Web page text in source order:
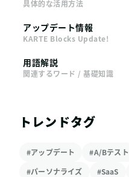
具体的な活用方法
アップデート情報
KARTE Blocks Update!
用語解説
関連するワード / 基礎知識
トレンドタグ
#アップデート
#A/Bテスト
#パーソナライズ
#SaaS